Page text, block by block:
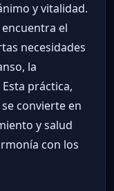
y vitalidad.
el
necesidades
la
práctica,
convierte en
y salud
con los